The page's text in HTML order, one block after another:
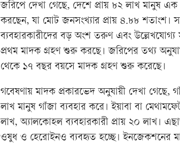
জরিপে দেখা গেছে, দেশে প্রায় ৮২ লাখ মানুষ
করছেন, যা মোট জনসংখ্যার প্রায় ৪.৮৮ শতাংশ।
ব্যবহারকারীদের বড় অংশ তরুণ এবং
প্রথম মাদক গ্রহণ শুরু করছে। জরিপের তথ্য
থেকে ১৭ বছর বয়সে মাদক গ্রহণ শুরু করেছে।
গবেষণায় মাদক প্রকারভেদ অনুযায়ী দেখা গেছে,
লাখ মানুষ গাঁজা ব্যবহার করে। ইয়াবা বা
লাখ, অ্যালকোহল ব্যবহারকারী প্রায় ২০ লাখ।
ওষুধ ও হেরোইনও ব্যবহৃত হচ্ছে। ইনজেকশনের